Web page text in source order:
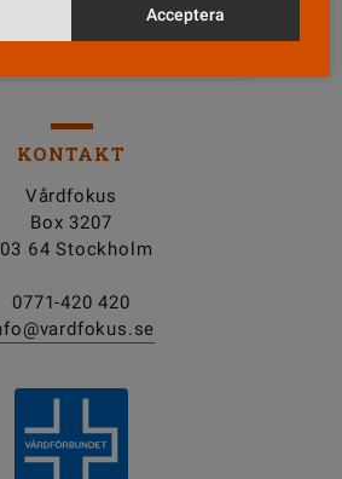
KONTAKT
Vårdfokus
Box 3207
64 Stockholm
0771-420 420
Acceptera